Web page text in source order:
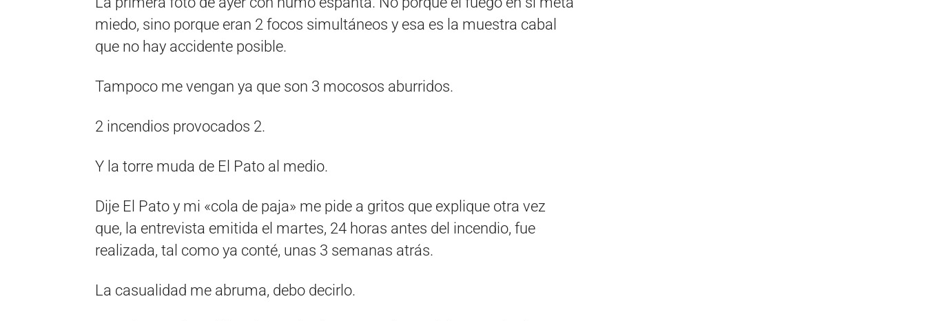
miedo, sino porque eran 2 focos simultáneos y esa es la muestra cabal
que no hay accidente posible.
Tampoco me vengan ya que son 3 mocosos aburridos.
2 incendios provocados 2.
Y la torre muda de El Pato al medio.
Dije El Pato y mi «cola de paja» me pide a gritos que explique otra vez
que, la entrevista emitida el martes, 24 horas antes del incendio, fue
realizada, tal como ya conté, unas 3 semanas atrás.
La casualidad me abruma, debo decirlo.